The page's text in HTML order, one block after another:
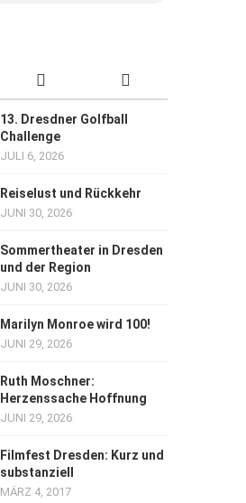
13. Dresdner Golfball
Challenge
JULI 6, 2026
Reiselust und Rückkehr
JUNI 30, 2026
Sommertheater in Dresden
und der Region
JUNI 30, 2026
Marilyn Monroe wird 100!
JUNI 29, 2026
Ruth Moschner:
Herzenssache Hoffnung
JUNI 29, 2026
Filmfest Dresden: Kurz und
substanziell
MÄRZ 4, 2017